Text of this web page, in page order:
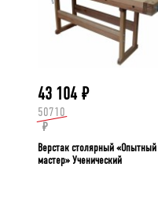
43 104 ₽
50710
₽
Верстак столярный «Опытный
мастер» Ученический